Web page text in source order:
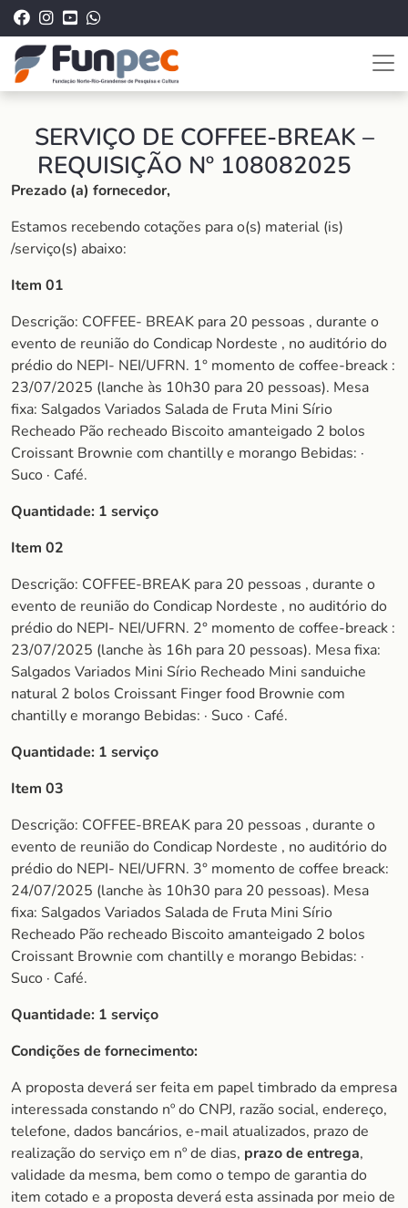
SERVIÇO DE COFFEE-BREAK –
REQUISIÇÃO Nº 108082025
Prezado (a) fornecedor,
Estamos recebendo cotações para o(s) material (is)
/serviço(s) abaixo:
Item 01
Descrição: COFFEE- BREAK para 20 pessoas , durante o
evento de reunião do Condicap Nordeste , no auditório do
prédio do NEPI- NEI/UFRN. 1° momento de coffee-breack :
23/07/2025 (lanche às 10h30 para 20 pessoas). Mesa
fixa: Salgados Variados Salada de Fruta Mini Sírio
Recheado Pão recheado Biscoito amanteigado 2 bolos
Croissant Brownie com chantilly e morango Bebidas: ·
Suco · Café.
Quantidade: 1 serviço
Item 02
Descrição: COFFEE-BREAK para 20 pessoas , durante o
evento de reunião do Condicap Nordeste , no auditório do
prédio do NEPI- NEI/UFRN. 2° momento de coffee-breack :
23/07/2025 (lanche às 16h para 20 pessoas). Mesa fixa:
Salgados Variados Mini Sírio Recheado Mini sanduiche
natural 2 bolos Croissant Finger food Brownie com
chantilly e morango Bebidas: · Suco · Café.
Quantidade: 1 serviço
Item 03
Descrição: COFFEE-BREAK para 20 pessoas , durante o
evento de reunião do Condicap Nordeste , no auditório do
prédio do NEPI- NEI/UFRN. 3° momento de coffee breack:
24/07/2025 (lanche às 10h30 para 20 pessoas). Mesa
fixa: Salgados Variados Salada de Fruta Mini Sírio
Recheado Pão recheado Biscoito amanteigado 2 bolos
Croissant Brownie com chantilly e morango Bebidas: ·
Suco · Café.
Quantidade: 1 serviço
Condições de fornecimento:
A proposta deverá ser feita em papel timbrado da empresa
interessada constando nº do CNPJ, razão social, endereço,
telefone, dados bancários, e-mail atualizados, prazo de
realização do serviço em nº de dias, prazo de entrega,
validade da mesma, bem como o tempo de garantia do
item cotado e a proposta deverá esta assinada por meio de